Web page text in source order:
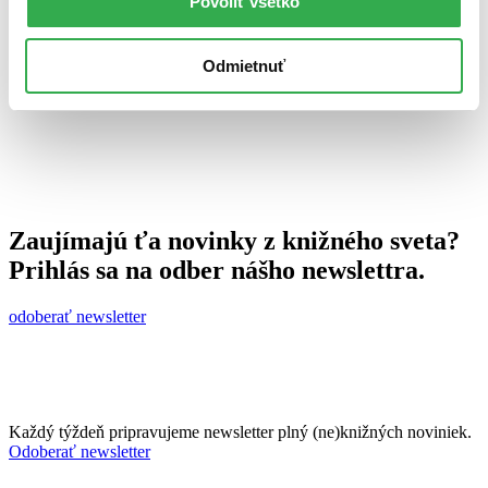
Odmietnuť
Zaujímajú ťa novinky z knižného sveta?
Prihlás sa na odber nášho newslettra.
odoberať newsletter
Každý týždeň pripravujeme newsletter plný (ne)knižných noviniek.
Odoberať newsletter